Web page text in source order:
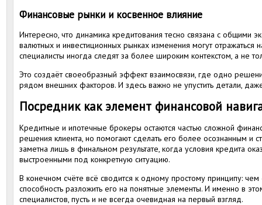
Финансовые рынки и косвенное влияние
Интересно, что динамика кредитования тесно связана с общими
валютных и инвестиционных рынках изменения могут отражаться
специалисты иногда следят за более широким контекстом, а не
Это создаёт своеобразный эффект взаимосвязи, где одно
рядом внешних факторов. И здесь важно не упустить детали,
Посредник как элемент финансовой
Кредитные и ипотечные брокеры остаются частью сложной
решения клиента, но помогают сделать его более осознанным и
заметна лишь в финальном результате, когда условия кредита
выстроенными под конкретную ситуацию.
В конечном счёте всё сводится к одному простому принципу:
способность разложить его на понятные элементы. И именно в
специалистов, пусть и не всегда очевидная на первый взгляд.